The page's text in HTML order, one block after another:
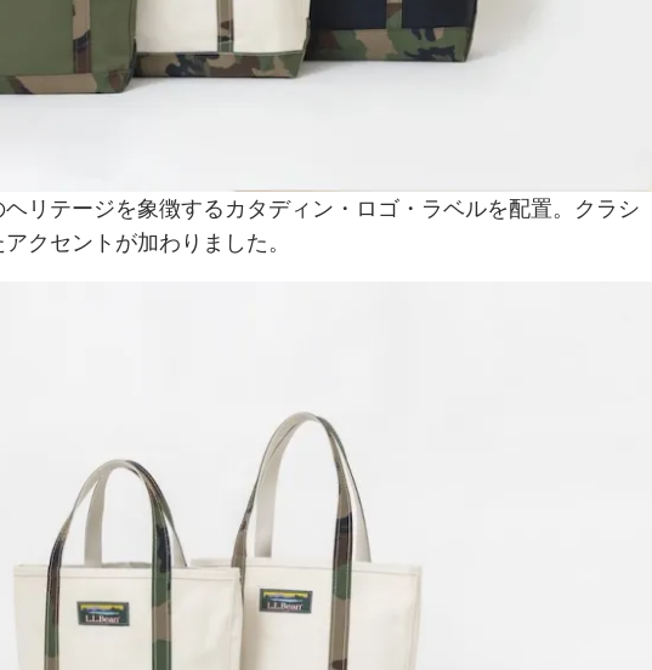
リテージを象徴するカタディン・ロゴ・ラベルを配置。クラシ
クセントが加わりました。